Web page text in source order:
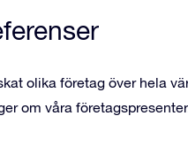
olika företag över hela
om våra